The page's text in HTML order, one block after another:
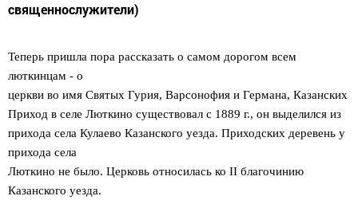
священнослужители)
Теперь пришла пора рассказать о самом дорогом всем
люткинцам - о
церкви во имя Святых Гурия, Варсонофия и Германа, Казанских
Приход в селе Люткино существовал с 1889 г., он выделился из
прихода села Кулаево Казанского уезда. Приходских деревень у
прихода села
Люткино не было. Церковь относилась ко II благочинию
Казанского уезда.